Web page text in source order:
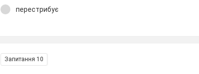
перестрибує
Запитання 10